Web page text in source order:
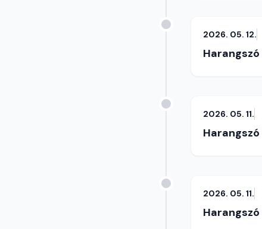
2026. 05. 12.
Harangszó
2026. 05. 11.
Harangszó
2026. 05. 11.
Harangszó